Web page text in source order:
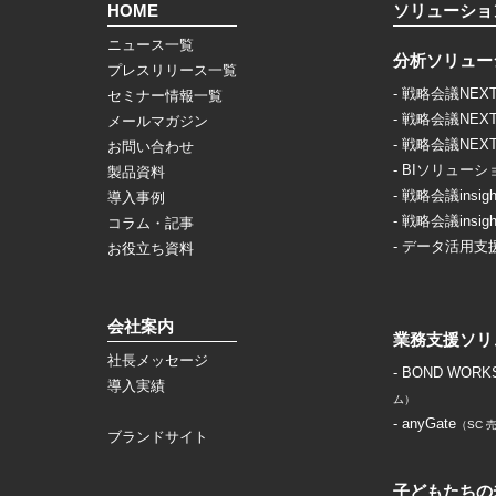
HOME
ニュース一覧
プレスリリース一覧
セミナー情報一覧
メールマガジン
お問い合わせ
製品資料
導入事例
コラム・記事
お役立ち資料
会社案内
社長メッセージ
導入実績
ブランドサイト
ソリューショ
分析ソリュ
- 戦略会議
- 戦略会議
- 戦略会議
- BIソリューシ
- 戦略会議
- 戦略会議
- データ活用支
業務支援ソ
- BOND
ム）
- anyGate（SC
子どもたち